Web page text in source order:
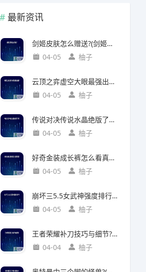
最新资讯
剑姬皮肤怎么赠送?(剑姬皮肤怎么赠送给别人)
04-05
柚子
云顶之弈虚空大眼最强出装?(云顶之弈虚空之眼出装)
04-05
柚子
传说对决传说水晶绝版了吗?(传说对决 传说水晶)
04-05
柚子
好奇金装成长裤怎么看真假?(好奇金装成长裤怎么看真假鉴别)
04-05
柚子
崩坏三5.5女武神强度排行?(崩坏三5.2女武神强度)
04-05
柚子
王者荣耀补刀技巧与细节?(王者荣耀补刀技巧视频)
04-04
柚子